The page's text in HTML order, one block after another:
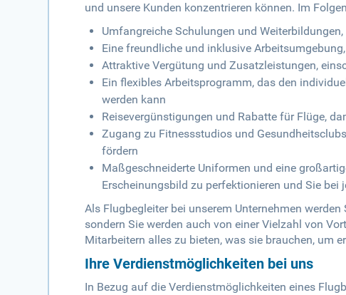
und unsere Kunden konzentrieren können. Im
Umfangreiche Schulungen und
Eine freundliche und inklusive
Attraktive Vergütung und Zusatzleistungen,
Ein flexibles Arbeitsprogramm, das den
werden kann
Reisevergünstigungen und Rabatte für Flüge,
Zugang zu Fitnessstudios und
fördern
Maßgeschneiderte Uniformen und eine
Erscheinungsbild zu perfektionieren und Sie
Als Flugbegleiter bei unserem Unternehmen
sondern Sie werden auch von einer Vielzahl von
Mitarbeitern alles zu bieten, was sie brauchen, um
Ihre Verdienstmöglichkeiten bei uns
In Bezug auf die Verdienstmöglichkeiten eines